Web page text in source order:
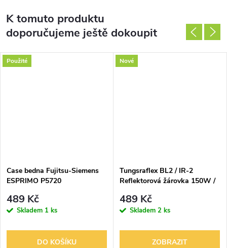
K tomuto produktu
doporučujeme ještě dokoupit
Použité
Case bedna Fujitsu-Siemens
ESPRIMO P5720
489 Kč
Skladem 1 ks
DO KOŠÍKU
Nové
Tungsraflex BL2 / IR-2
Reflektorová žárovka 150W /
489 Kč
Skladem 2 ks
ZOBRAZIT